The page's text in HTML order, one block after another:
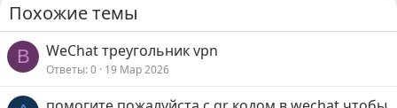
Похожие темы
B WeChat треугольник vpn
Ответы 0 19 Мар 2026